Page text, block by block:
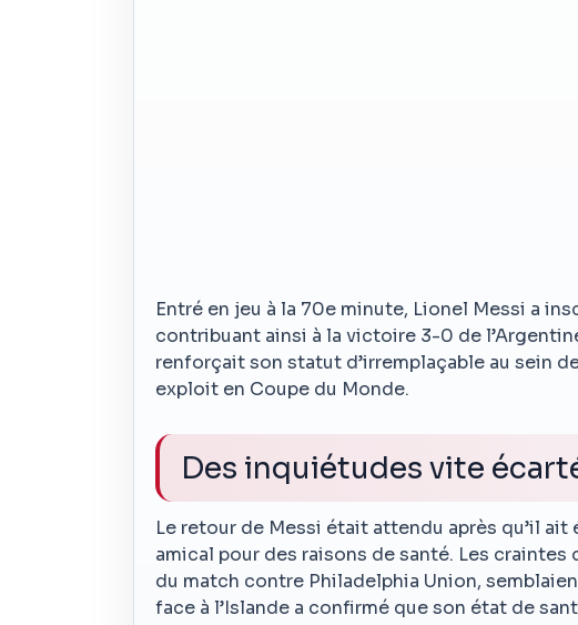
Entré en jeu à la 70e minute, Lionel Messi a
contribuant ainsi à la victoire 3-0 de
renforçait son statut d’irremplaçable au sein
exploit en Coupe du Monde.
Des inquiétudes vite
Le retour de Messi était attendu après qu’il
amical pour des raisons de santé. Les craintes
du match contre Philadelphia Union,
face à l’Islande a confirmé que son état de